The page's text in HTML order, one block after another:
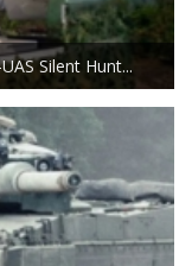
Silent Hunt...